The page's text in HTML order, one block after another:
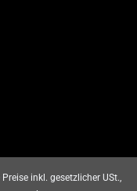
inkl. gesetzlicher USt.,